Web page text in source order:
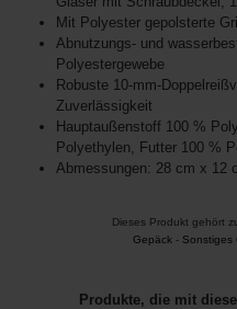
Mit Polyester gepolsterte
Abnutzungs- und
Polyestergewebe
Robuste 10-mm-
Zuverlässigkeit
Hauptaußenstoff 100 %
Polyethylen, Futter 100 %
Abmessungen: 28 cm x 12
Dieses Produkt gehört
Gepäck - Sonstiges
Produkte, die mit